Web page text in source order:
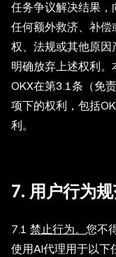
任务争议解决结果，
任何额外救济、补
权、法规或其他原
明确放弃上述权利
OKX在第3.1条（免
项下的权利，包括
利。
7. 用户行为
7.1 禁止行为。 您不
使用AI代理用于以下